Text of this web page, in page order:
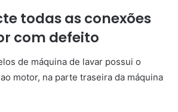
todas as conexões
com defeito
de máquina de lavar possui o
motor, na parte traseira da máquina